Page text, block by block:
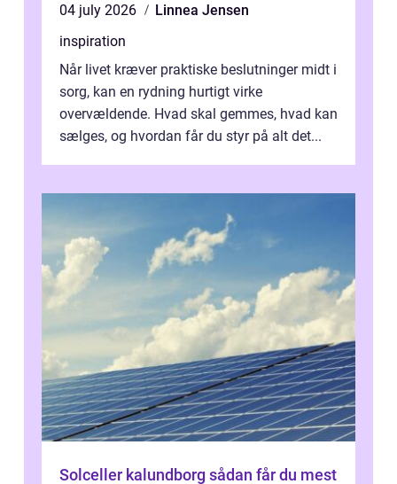
04 july 2026
Linnea Jensen
inspiration
Når livet kræver praktiske beslutninger midt i
sorg, kan en rydning hurtigt virke
overvældende. Hvad skal gemmes, hvad kan
sælges, og hvordan får du styr på alt det...
Solceller kalundborg sådan får du mest